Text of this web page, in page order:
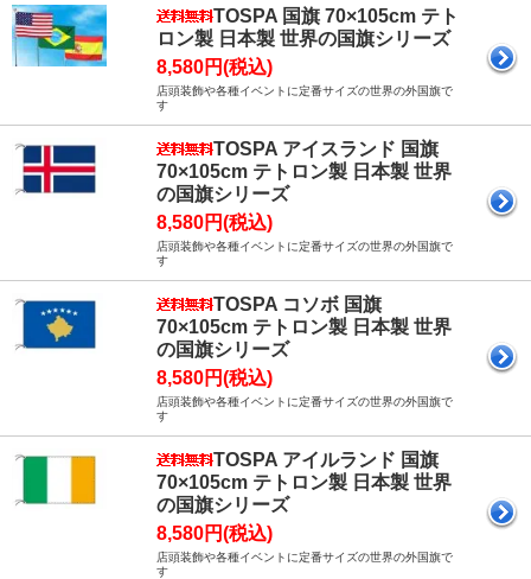
TOSPA 国旗 70×105cm テト
ロン製 日本製 世界の国旗シリーズ
8,580円(税込)
店頭装飾や各種イベントに定番サイズの世界の外国旗で
す
TOSPA アイスランド 国旗
70×105cm テトロン製 日本製 世界
の国旗シリーズ
8,580円(税込)
店頭装飾や各種イベントに定番サイズの世界の外国旗で
す
TOSPA コソボ 国旗
70×105cm テトロン製 日本製 世界
の国旗シリーズ
8,580円(税込)
店頭装飾や各種イベントに定番サイズの世界の外国旗で
す
TOSPA アイルランド 国旗
70×105cm テトロン製 日本製 世界
の国旗シリーズ
8,580円(税込)
店頭装飾や各種イベントに定番サイズの世界の外国旗で
す